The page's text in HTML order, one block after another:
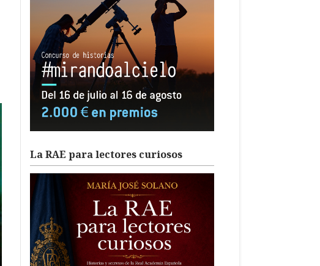
La RAE para lectores curiosos